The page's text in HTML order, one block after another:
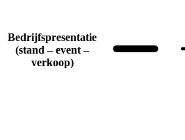
Bedrijfspresentatie
(stand – event –
verkoop)